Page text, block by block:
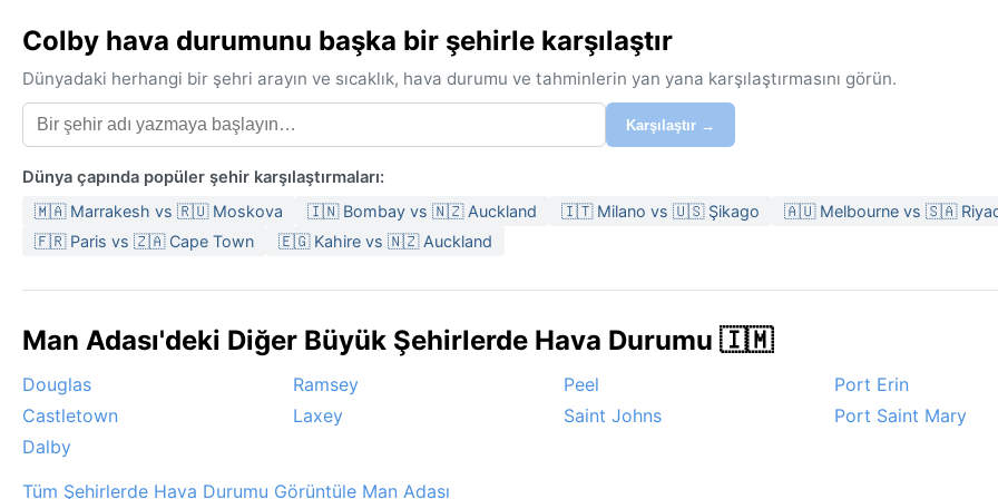
Colby hava durumunu başka bir şehirle karşılaştır
Dünyadaki herhangi bir şehri arayın ve sıcaklık, hava durumu ve tahminlerin yan yana karşılaştırmasını görün.
Karşılaştır →
Dünya çapında popüler şehir karşılaştırmaları:
🇲🇦 Marrakesh vs 🇷🇺 Moskova 🇮🇳 Bombay vs 🇳🇿 Auckland 🇮🇹 Milano vs 🇺🇸 Şikago
🇦🇺 Melbourne vs 🇸🇦
🇫🇷 Paris vs 🇿🇦 Cape Town
🇪🇬 Kahire vs 🇳🇿 Auckland
Man Adası'deki Diğer Büyük Şehirlerde Hava Durumu 🇮🇲
Douglas Ramsey Peel
Port Erin
Castletown
Laxey Saint Johns
Port Saint Mary
Dalby
Tüm Şehirlerde Hava Durumu Görüntüle Man Adası